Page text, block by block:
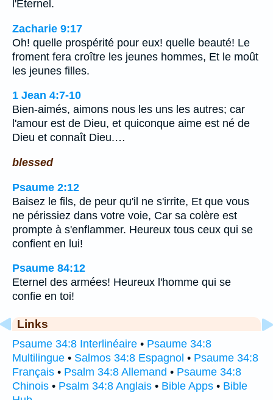
l'Eternel.
Zacharie 9:17
Oh! quelle prospérité pour eux! quelle beauté! Le
froment fera croître les jeunes hommes, Et le moût
les jeunes filles.
1 Jean 4:7-10
Bien-aimés, aimons nous les uns les autres; car
l'amour est de Dieu, et quiconque aime est né de
Dieu et connaît Dieu.…
blessed
Psaume 2:12
Baisez le fils, de peur qu'il ne s'irrite, Et que vous
ne périssiez dans votre voie, Car sa colère est
prompte à s'enflammer. Heureux tous ceux qui se
confient en lui!
Psaume 84:12
Eternel des armées! Heureux l'homme qui se
confie en toi!
Links
Psaume 34:8 Interlinéaire • Psaume 34:8
Multilingue • Salmos 34:8 Espagnol • Psaume 34:8
Français • Psalm 34:8 Allemand • Psaume 34:8
Chinois • Psalm 34:8 Anglais • Bible Apps • Bible